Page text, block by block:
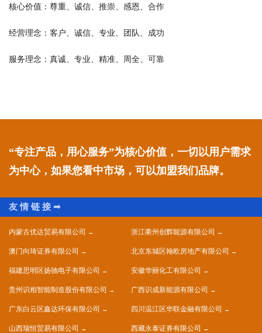
核心价值：尊重、诚信、推崇、感恩、合作
经营理念：客户、诚信、专业、团队、成功
服务理念：真诚、专业、精准、周全、可靠
“专注产品，用心服务”为核心价值，一切以用户需求
为中心，如果您看中市场，可以加盟我们品牌。
内蒙古优达贸易有限公司 浙江衢州创辉能源有限公司
澳门向琦证券有限公司 北京东城区翰欧房地产有限公司
福建思明区扬驰电子有限公司 安徽华丽化工有限公司
贵州识相智能制造股份有限公司 广西识成新能源有限公司
广东白云区鑫达环保有限公司 四川温江区华联金融有限公司
山西瑞恒贸易有限公司 西藏永泰证券有限公司